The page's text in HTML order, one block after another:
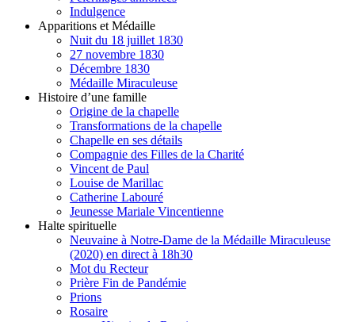
Indulgence
Apparitions et Médaille
Nuit du 18 juillet 1830
27 novembre 1830
Décembre 1830
Médaille Miraculeuse
Histoire d’une famille
Origine de la chapelle
Transformations de la chapelle
Chapelle en ses détails
Compagnie des Filles de la Charité
Vincent de Paul
Louise de Marillac
Catherine Labouré
Jeunesse Mariale Vincentienne
Halte spirituelle
Neuvaine à Notre-Dame de la Médaille Miraculeuse
(2020) en direct à 18h30
Mot du Recteur
Prière Fin de Pandémie
Prions
Rosaire